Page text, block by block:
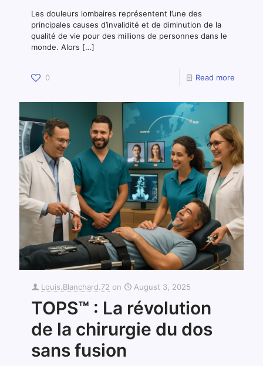
Les douleurs lombaires représentent l’une des
principales causes d’invalidité et de diminution de la
qualité de vie pour des millions de personnes dans le
monde. Alors […]
0 Read more
Louis.Blanchard.72 on August 3, 2025
TOPS™ : La révolution
de la chirurgie du dos
sans fusion